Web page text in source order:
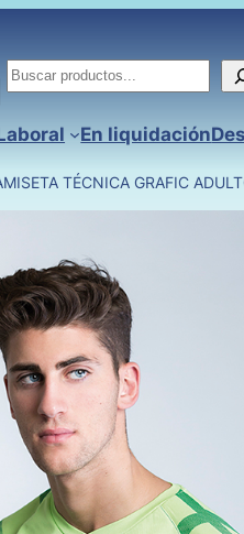
Buscar
En liquidación
TÉCNICA GRAFIC